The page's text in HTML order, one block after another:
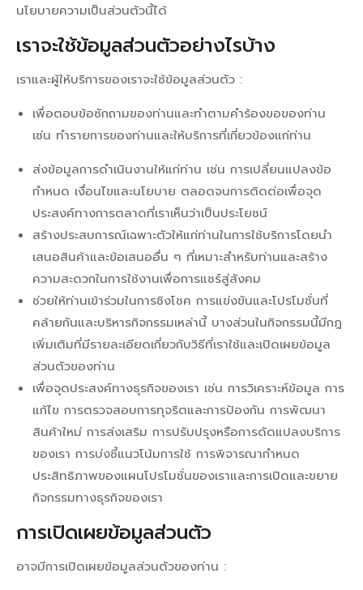
นโยบายความเป็นส่วนตัวนี้ได้
เราจะใช้ข้อมูลส่วนตัวอย่างไรบ้าง
เราและผู้ให้บริการของเราจะใช้ข้อมูลส่วนตัว :
เพื่อตอบข้อซักถามของท่านและทำตามคำร้องขอของท่าน
เช่น ทำรายการของท่านและให้บริการที่เกี่ยวข้องแก่ท่าน
ส่งข้อมูลการดำเนินงานให้แก่ท่าน เช่น การเปลี่ยนแปลงข้อ
กำหนด เงื่อนไขและนโยบาย ตลอดจนการติดต่อเพื่อจุด
ประสงค์ทางการตลาดที่เราเห็นว่าเป็นประโยชน์
สร้างประสบการณ์เฉพาะตัวให้แก่ท่านในการใช้บริการโดยนำ
เสนอสินค้าและข้อเสนออื่น ๆ ที่เหมาะสำหรับท่านและสร้าง
ความสะดวกในการใช้งานเพื่อการแชร์สู่สังคม
ช่วยให้ท่านเข้าร่วมในการชิงโชค การแข่งขันและโปรโมชั่นที่
คล้ายกันและบริหารกิจกรรมเหล่านี้ บางส่วนในกิจกรรมนี้มีกฎ
เพิ่มเติมที่มีรายละเอียดเกี่ยวกับวิธีที่เราใช้และเปิดเผยข้อมูล
ส่วนตัวของท่าน
เพื่อจุดประสงค์ทางธุรกิจของเรา เช่น การวิเคราะห์ข้อมูล การ
แก้ไข การตรวจสอบการทุจริตและการป้องกัน การพัฒนา
สินค้าใหม่ การส่งเสริม การปรับปรุงหรือการดัดแปลงบริการ
ของเรา การบ่งชี้แนวโน้มการใช้ การพิจารณากำหนด
ประสิทธิภาพของแผนโปรโมชั่นของเราและการเปิดและขยาย
กิจกรรมทางธุรกิจของเรา
การเปิดเผยข้อมูลส่วนตัว
อาจมีการเปิดเผยข้อมูลส่วนตัวของท่าน :